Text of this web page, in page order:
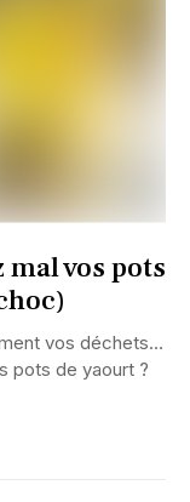
mal vos pots
vos déchets…
pots de yaourt ?